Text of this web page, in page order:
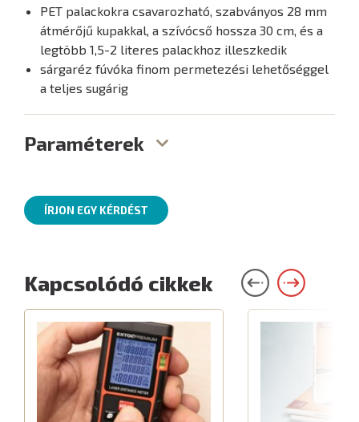
PET palackokra csavarozható, szabványos 28 mm
átmérőjű kupakkal, a szívócső hossza 30 cm, és a
legtöbb 1,5-2 literes palackhoz illeszkedik
sárgaréz fúvóka finom permetezési lehetőséggel
a teljes sugárig
Paraméterek
ÍRJON EGY KÉRDÉST
Kapcsolódó cikkek